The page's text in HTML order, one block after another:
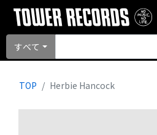
すべて
TOP Herbie Hancock